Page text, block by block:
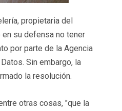
propietaria del
su defensa no tener
por parte de la Agencia
Sin embargo, la
la resolución.
otras cosas, "que la